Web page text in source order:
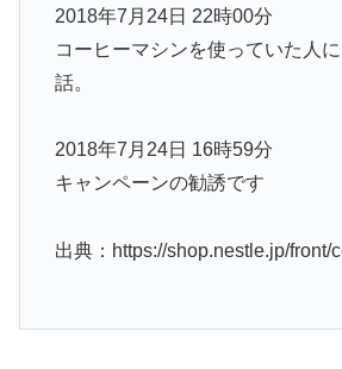
2018年7月24日 22時00分
コーヒーマシンを使っていた人
話。
2018年7月24日 16時59分
キャンペーンの勧誘です
出典：https://shop.nestle.jp/front/